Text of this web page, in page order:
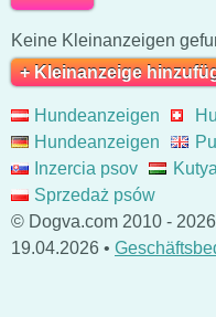
Keine Kleinanzeigen
+ Kleinanzeige
Hundeanzeigen
Hundeanzeigen
Inzercia psov
Sprzedaż psów
© Dogva.com 2010 - 2026
19.04.2026 •